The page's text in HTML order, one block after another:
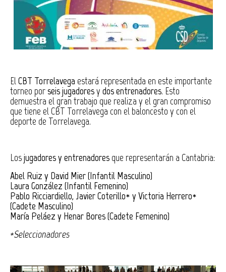
ElCBT Torrelavega estará representada en este importante
torneo porseis jugadoresy dos entrenadores. Esto
demuestra el gran trabajo que realiza y el gran compromiso
que tiene el CBT Torrelavega con el baloncesto y con el
deporte de Torrelavega.
Losjugadores y entrenadores que representarán a Cantabria:
Abel Ruiz y David Mier (Infantil Masculino)
Laura González (Infantil Femenino)
Pablo Ricciardiello, Javier Coterillo* y Victoria Herrero*
(Cadete Masculino)
María Peláez y Henar Bores (Cadete Femenino)
*Seleccionadores